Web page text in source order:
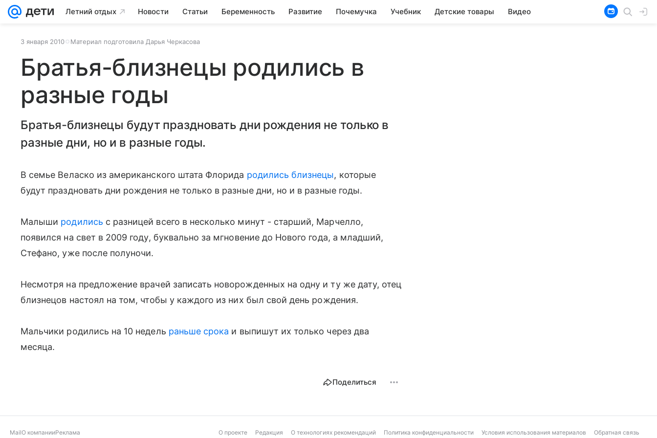
Летний отдых Новости Статьи Беременность Развитие Почемучка Учебник Детские товары Видео
3 января 2010 Материал подготовила Дарья Черкасова
Братья-близнецы родились в
разные годы
Братья-близнецы будут праздновать дни рождения не только в
разные дни, но и в разные годы.
В семье Веласко из американского штата Флорида родились близнецы, которые
будут праздновать дни рождения не только в разные дни, но и в разные годы.
Малыши родились с разницей всего в несколько минут - старший, Марчелло,
появился на свет в 2009 году, буквально за мгновение до Нового года, а младший,
Стефано, уже после полуночи.
Несмотря на предложение врачей записать новорожденных на одну и ту же дату, отец
близнецов настоял на том, чтобы у каждого из них был свой день рождения.
Мальчики родились на 10 недель раньше срока и выпишут их только через два
месяца.
Поделиться
MailО компанииРеклама О проекте Редакция О технологиях рекомендаций Политика конфиденциальности Условия использования материалов Обратная связь